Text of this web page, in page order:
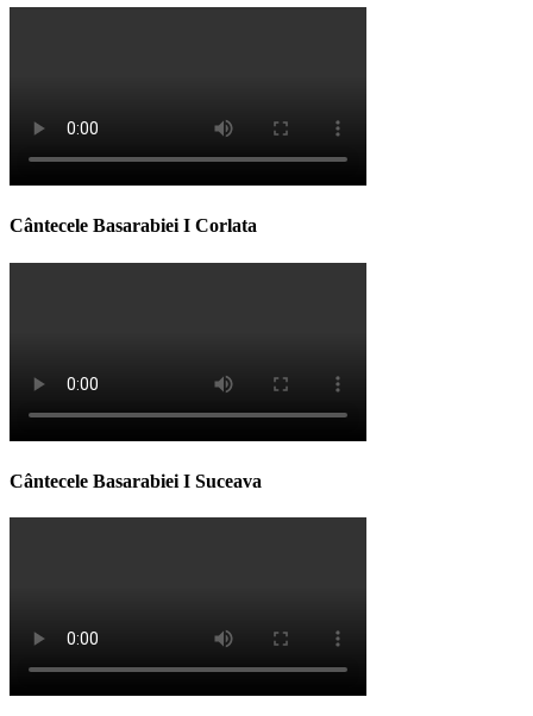
Cântecele Basarabiei I Corlata
Cântecele Basarabiei I Suceava